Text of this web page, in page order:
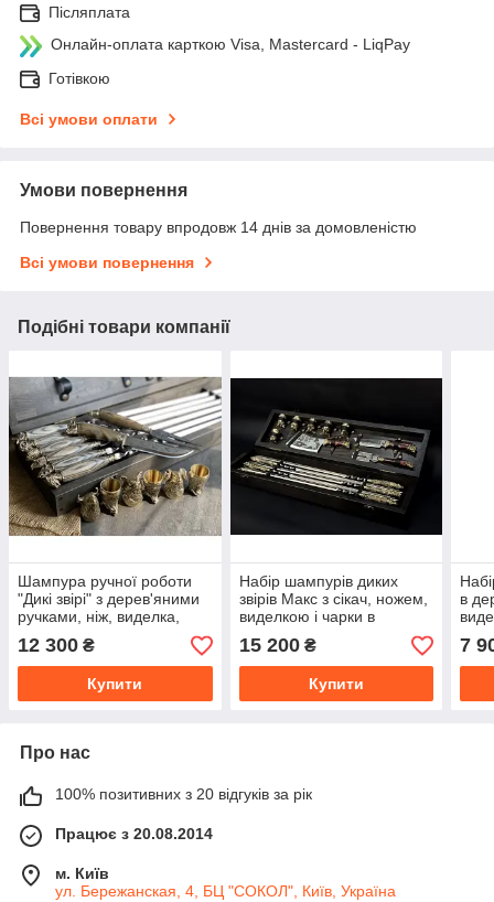
Післяплата
Онлайн-оплата карткою Visa, Mastercard - LiqPay
Готівкою
Всі умови оплати
Умови повернення
Повернення товару впродовж 14 днів за домовленістю
Всі умови повернення
Подібні товари компанії
Шампура ручної роботи
"Дикі звірі" з дерев'яними
ручками, ніж, виделка,
чарки в кейсі з бука.
12 300 ₴
Купити
Набір шампурів диких
звірів Макс з сікач, ножем,
виделкою і чарки в
дерев'яний кейс.
15 200₴
Купити
в
7
Про нас
100% позитивних з 20 відгуків за рік
Працює з 20.08.2014
м. Київ
ул. Бережанская, 4, БЦ "СОКОЛ", Київ, Україна